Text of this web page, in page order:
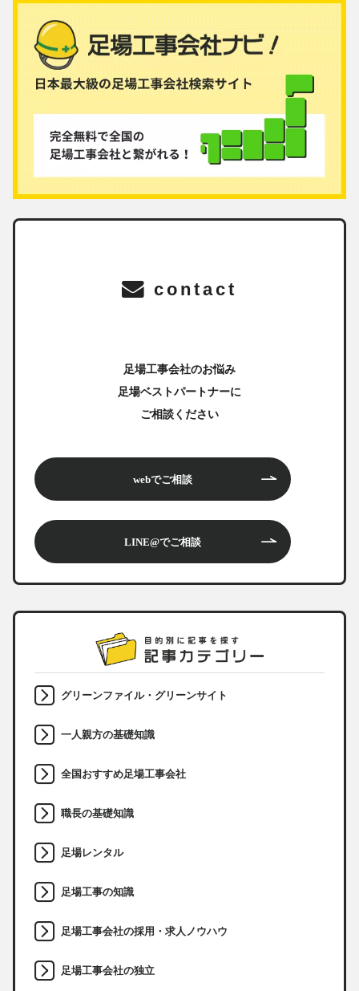
contact
足場工事会社のお悩み
足場ベストパートナーに
ご相談ください
webでご相談
LINE@でご相談
グリーンファイル・グリーンサイト
一人親方の基礎知識
全国おすすめ足場工事会社
職長の基礎知識
足場レンタル
足場工事の知識
足場工事会社の採用・求人ノウハウ
足場工事会社の独立